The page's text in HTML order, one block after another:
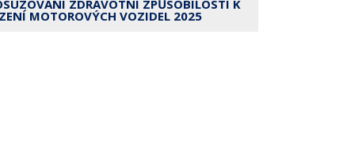
ZDRAVOTNÍ ZPŮSOBILOSTI K
MOTOROVÝCH VOZIDEL 2025